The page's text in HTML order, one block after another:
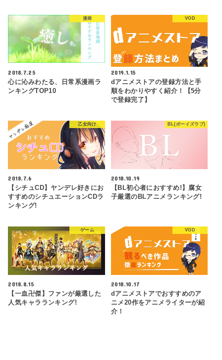
漫画
2018.7.25
心に沁みわたる、日常系漫画ラ
ンキングTOP10
VOD
2019.1.15
dアニメストアの登録方法と手
順をわかりやすく紹介！【5分
で登録完了】
乙女向け
2018.7.6
【シチュCD】ヤンデレ好きにお
すすめのシチュエーションCDラ
ンキング!
BL(ボーイズラブ)
2018.10.19
【BL初心者におすすめ!】腐女
子厳選のBLアニメランキング!
ゲーム
2018.8.15
【一血卍傑】ファンが厳選した
人気キャラランキング!
VOD
2018.10.17
dアニメストアでおすすめのア
ニメ20作をアニメライターが紹
介！